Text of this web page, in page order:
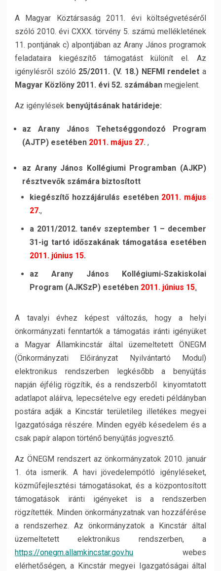
A Magyar Köztársaság 2011. évi költségvetéséről
szóló 2010. évi CXXX. törvény 5. számú mellékletének
11. pontjának c) alpontjában az Arany János programok
feladataira kiegészítő támogatást különít el. Az
igénylésről szóló 25/2011. (V. 18.) NEFMI rendelet a
Magyar Közlöny 2011. évi 52. számában megjelent.
Az igénylések benyújtásának határideje:
az Arany János Tehetséggondozó Program
(AJTP) esetében 2011. május 27. ,
az Arany János Kollégiumi Programban (AJKP)
résztvevők számára biztosított
kiegészítő hozzájárulás esetében 2011. május
27.,
a 2011/2012. tanév szeptember 1 – december
31-ig tartó időszakának támogatása esetében
2011. június 15.
az Arany János Kollégiumi-Szakiskolai
Program (AJKSzP) esetében 2011. június 15.
A tavalyi évhez képest változás, hogy a helyi
önkormányzati fenntartók a támogatás iránti igényüket
a Magyar Államkincstár által üzemeltetett ÖNEGM
(Önkormányzati Előirányzat Nyilvántartó Modul)
elektronikus rendszerben legkésőbb a benyújtás
napján éjfélig rögzítik, és a rendszerből kinyomtatott
adatlapot aláírva, lepecsételve egy eredeti példányban
postára adják a Kincstár területileg illetékes megyei
Igazgatósága részére. Minden egyéb késedelem és a
csak papír alapon történő benyújtás jogvesztő.
Az ÖNEGM rendszert az önkormányzatok 2010. január
1. óta ismerik. A havi jövedelempótló igényléseket,
közműfejlesztési támogatásokat, és a központosított
támogatások iránti igényeket is a rendszerben
rögzítették. Minden önkormányzatnak van hozzáférése
a rendszerhez. Az önkormányzatok a Kincstár által
üzemeltetett elektronikus rendszerben, a
https://onegm.allamkincstar.gov.hu webes
elérhetőségen, a Kincstár megyei Igazgatóságai által